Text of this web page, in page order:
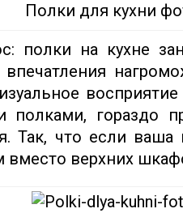
Полки для кухни
полки на кухне
полками, гораздо
Так, что если ваша
вместо верхних